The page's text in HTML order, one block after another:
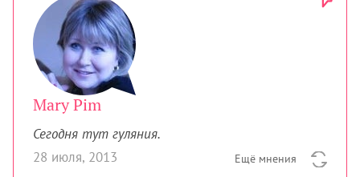
Mary Pim
Сегодня тут гуляния.
28 июля, 2013
Ещё мнения